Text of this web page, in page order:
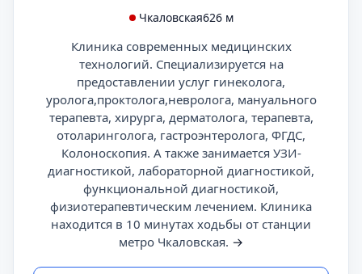
Чкаловская626 м
Клиника современных медицинских
технологий. Специализируется на
предоставлении услуг гинеколога,
уролога,проктолога,невролога, мануального
терапевта, хирурга, дерматолога, терапевта,
отоларинголога, гастроэнтеролога, ФГДС,
Колоноскопия. А также занимается УЗИ-
диагностикой, лабораторной диагностикой,
функциональной диагностикой,
физиотерапевтическим лечением. Клиника
находится в 10 минутах ходьбы от станции
метро Чкаловская. →